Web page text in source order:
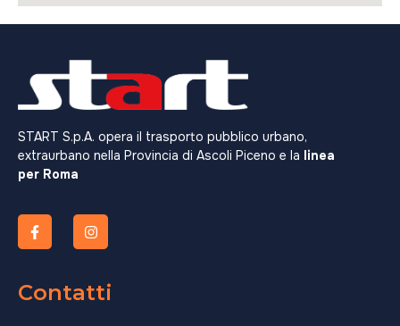
START S.p.A. opera il trasporto pubblico urbano,
extraurbano nella Provincia di Ascoli Piceno e la linea
per Roma
Contatti